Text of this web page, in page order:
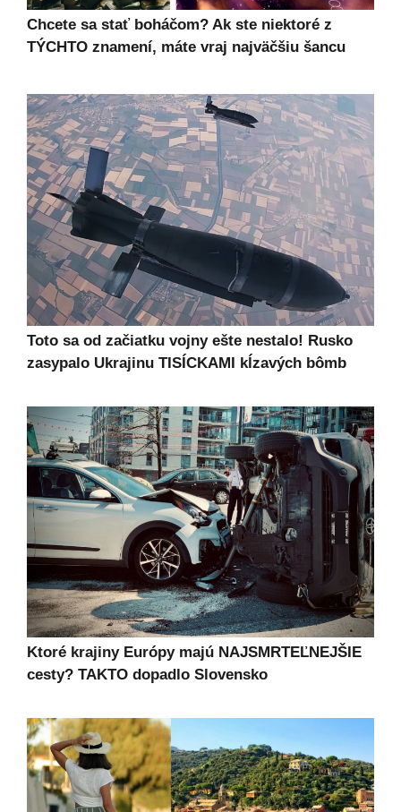
Chcete sa stať boháčom? Ak ste niektoré z
TÝCHTO znamení, máte vraj najväčšiu šancu
Toto sa od začiatku vojny ešte nestalo! Rusko
zasypalo Ukrajinu TISÍCKAMI kĺzavých bômb
Ktoré krajiny Európy majú NAJSMRTEĽNEJŠIE
cesty? TAKTO dopadlo Slovensko